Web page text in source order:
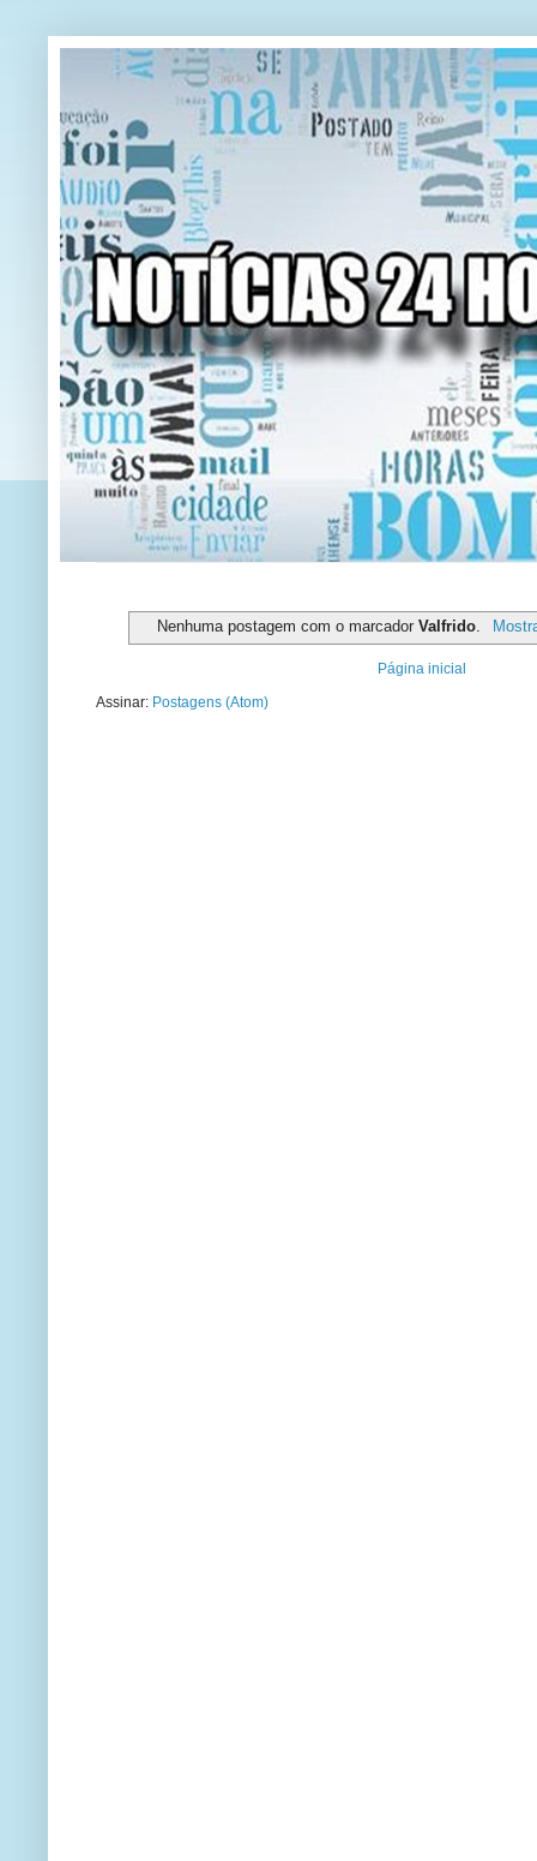
Nenhuma postagem com o marcadorValfrido
Página inicial
Assinar: Postagens (Atom)